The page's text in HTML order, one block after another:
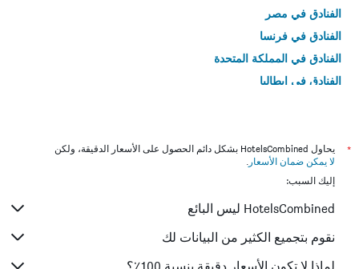
الفنادق في مصر
الفنادق في فرنسا
الفنادق في المملكة المتحدة
الفنادق في إيطاليا
*
يحاول HotelsCombined بشكل دائم الحصول على الأسعار الدقيقة، ولكن
لا يمكن ضمان الأسعار .
إليك السبب:
HotelsCombined ليس البائع
نقوم بتجميع الكثير من البيانات لك
لماذا لا تكون الأسعار دقيقة بنسبة 100٪؟